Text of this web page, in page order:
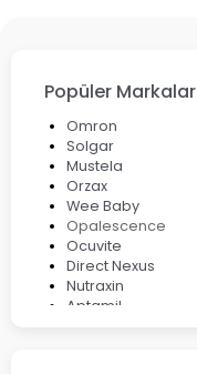
Popüler Markalar
Omron
Solgar
Mustela
Orzax
Wee Baby
Opalescence
Ocuvite
Direct Nexus
Nutraxin
Aptamil